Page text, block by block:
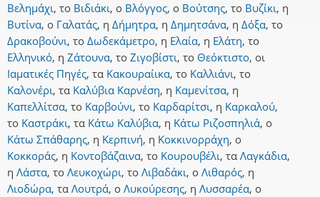
Βελημάχι, το Βιδιάκι, ο Βλόγγος, ο Βούτσης, το Βυζίκι, η
Βυτίνα, ο Γαλατάς, η Δήμητρα, η Δημητσάνα, η Δόξα, το
Δρακοβούνι, το Δωδεκάμετρο, η Ελαία, η Ελάτη, το
Ελληνικό, η Ζάτουνα, το Ζιγοβίστι, το Θεόκτιστο, οι
Ιαματικές Πηγές, τα Κακουραίικα, το Καλλιάνι, το
Καλονέρι, τα Καλύβια Καρνέση, η Καμενίτσα, η
Καπελλίτσα, το Καρβούνι, το Καρδαρίτσι, η Καρκαλού,
το Καστράκι, τα Κάτω Καλύβια, η Κάτω Ριζοσπηλιά, ο
Κάτω Σπάθαρης, η Κερπινή, η Κοκκινορράχη, ο
Κοκκοράς, η Κοντοβάζαινα, το Κουρουβέλι, τα Λαγκάδια,
η Λάστα, το Λευκοχώρι, το Λιβαδάκι, ο Λιθαρός, η
Λιοδώρα, τα Λουτρά, ο Λυκούρεσης, η Λυσσαρέα, ο